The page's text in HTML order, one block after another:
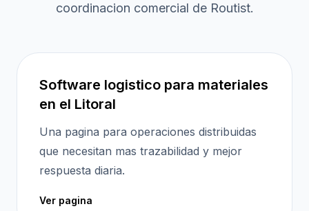
coordinacion comercial de Routist.
Software logistico para materiales
en el Litoral
Una pagina para operaciones distribuidas
que necesitan mas trazabilidad y mejor
respuesta diaria.
Ver pagina